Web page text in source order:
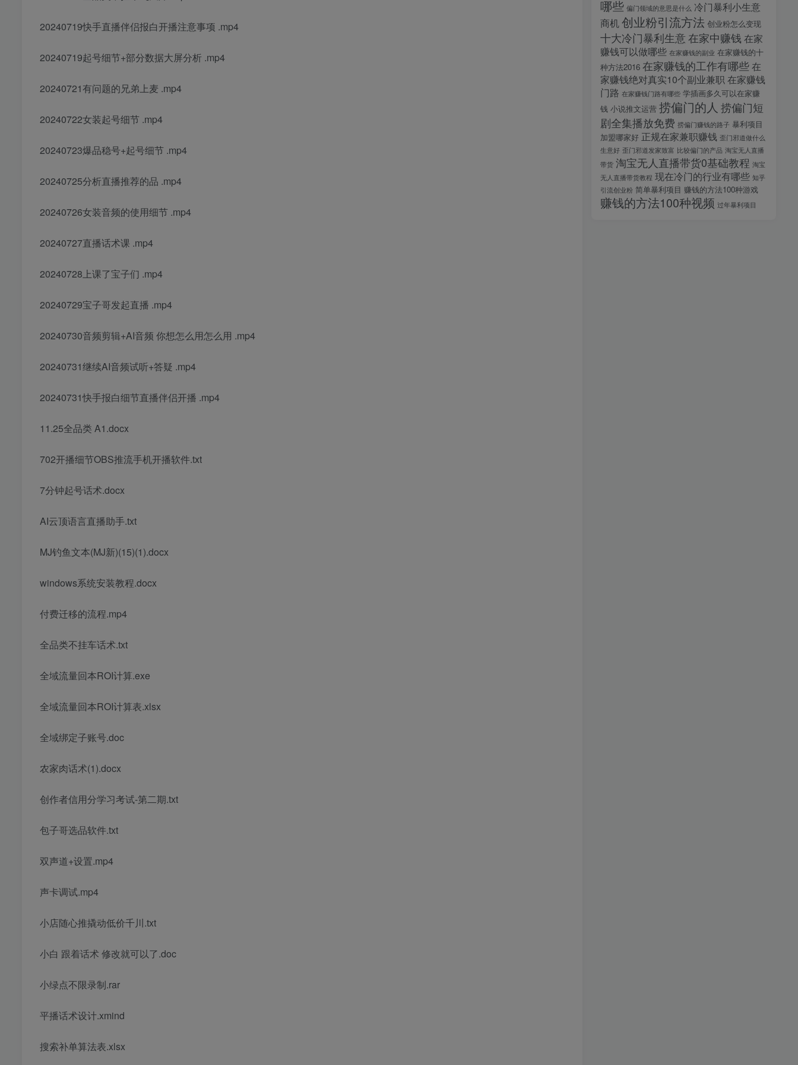
20240719快手直播伴侣报白开播注意事项 .mp4
20240719起号细节+部分数据大屏分析 .mp4
20240721有问题的兄弟上麦 .mp4
20240722女装起号细节 .mp4
20240723爆品稳号+起号细节 .mp4
20240725分析直播推荐的品 .mp4
20240726女装音频的使用细节 .mp4
20240727直播话术课 .mp4
20240728上课了宝子们 .mp4
20240729宝子哥发起直播 .mp4
20240730音频剪辑+AI音频 你想怎么用怎么用 .mp4
20240731继续AI音频试听+答疑 .mp4
20240731快手报白细节直播伴侣开播 .mp4
11.25全品类 A1.docx
702开播细节OBS推流手机开播软件.txt
7分钟起号话术.docx
AI云顶语言直播助手.txt
MJ钓鱼文本(MJ新)(15)(1).docx
windows系统安装教程.docx
付费迁移的流程.mp4
全品类不挂车话术.txt
全域流量回本ROI计算.exe
全域流量回本ROI计算表.xlsx
全域绑定子账号.doc
农家肉话术(1).docx
创作者信用分学习考试-第二期.txt
包子哥选品软件.txt
双声道+设置.mp4
声卡调试.mp4
小店随心推撬动低价千川.txt
小白 跟着话术 修改就可以了.doc
小绿点不限录制.rar
平播话术设计.xmind
搜索补单算法表.xlsx
哪些 偏门领域的意思是什么 冷门暴利小生意
商机创业粉引流方法 创业粉怎么变现
十大冷门暴利生意 在家中赚钱 在家
赚钱可以做哪些 在家赚钱的副业 在家赚钱的十
种方法2016 在家赚钱的工作有哪些在
家赚钱绝对真实10个副业兼职 在家赚钱
门路 在家赚钱门路有哪些 学插画多久可以在家赚
钱 小说推文运营 捞偏门的人 捞偏门短
剧全集播放免费 捞偏门赚钱的路子 暴利项目
加盟哪家好 正规在家兼职赚钱 歪门邪道做什么
生意好 歪门邪道发家致富 比较偏门的产品 淘宝无人直播
带货 淘宝无人直播带货0基础教程 淘宝
无人直播带货教程 现在冷门的行业有哪些 知乎
引流创业粉 简单暴利项目 赚钱的方法100种游戏
赚钱的方法100种视频 过年暴利项目